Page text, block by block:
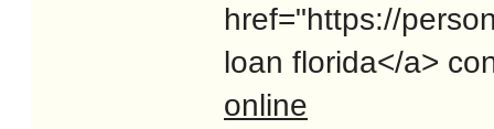
href="https://
loan florida</a>
online